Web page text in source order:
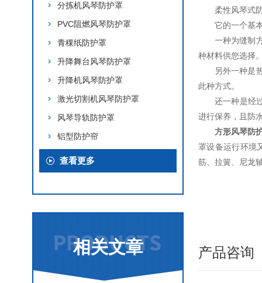
分拣机风琴防护罩
PVC阻燃风琴防护罩
青稞纸防护罩
升降舞台风琴防护罩
升降机风琴防护罩
激光切割机风琴防护罩
风琴导轨防护罩
铝型防护帘
查看更多
相关文章
柔性风琴式
它的一个基
一种为缝制
种材料供您选择
另外一种是
此种方式。
还一种是经
进行保养，且防
方形风琴防
罩设备运行环境
筋、拉簧、尼龙
产品咨询